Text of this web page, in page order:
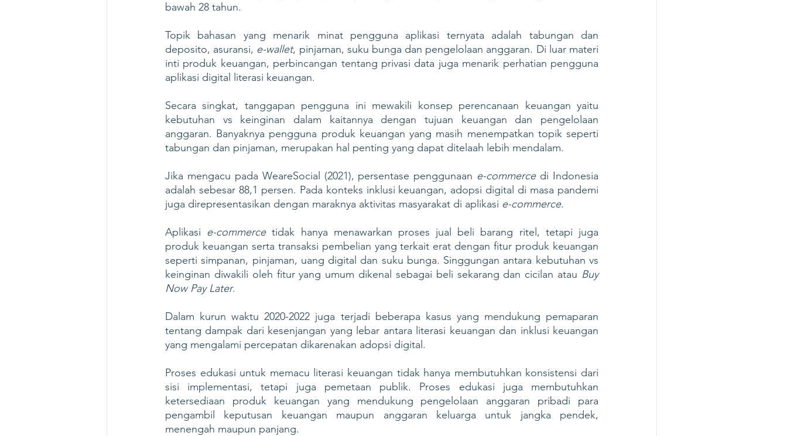
bawah 28 tahun.
Topik bahasan yang menarik minat pengguna aplikasi ternyata adalah tabungan dan
deposito, asuransi, e-wallet, pinjaman, suku bunga dan pengelolaan anggaran. Di luar materi
inti produk keuangan, perbincangan tentang privasi data juga menarik perhatian pengguna
aplikasi digital literasi keuangan.
Secara singkat, tanggapan pengguna ini mewakili konsep perencanaan keuangan yaitu
kebutuhan vs keinginan dalam kaitannya dengan tujuan keuangan dan pengelolaan
anggaran. Banyaknya pengguna produk keuangan yang masih menempatkan topik seperti
tabungan dan pinjaman, merupakan hal penting yang dapat ditelaah lebih mendalam.
Jika mengacu pada WeareSocial (2021), persentase penggunaan e-commerce di Indonesia
adalah sebesar 88,1 persen. Pada konteks inklusi keuangan, adopsi digital di masa pandemi
juga direpresentasikan dengan maraknya aktivitas masyarakat di aplikasi e-commerce.
Aplikasi e-commerce tidak hanya menawarkan proses jual beli barang ritel, tetapi juga
produk keuangan serta transaksi pembelian yang terkait erat dengan fitur produk keuangan
seperti simpanan, pinjaman, uang digital dan suku bunga. Singgungan antara kebutuhan vs
keinginan diwakili oleh fitur yang umum dikenal sebagai beli sekarang dan cicilan atau Buy
Now Pay Later.
Dalam kurun waktu 2020-2022 juga terjadi beberapa kasus yang mendukung pemaparan
tentang dampak dari kesenjangan yang lebar antara literasi keuangan dan inklusi keuangan
yang mengalami percepatan dikarenakan adopsi digital.
Proses edukasi untuk memacu literasi keuangan tidak hanya membutuhkan konsistensi dari
sisi implementasi, tetapi juga pemetaan publik. Proses edukasi juga membutuhkan
ketersediaan produk keuangan yang mendukung pengelolaan anggaran pribadi para
pengambil keputusan keuangan maupun anggaran keluarga untuk jangka pendek,
menengah maupun panjang.